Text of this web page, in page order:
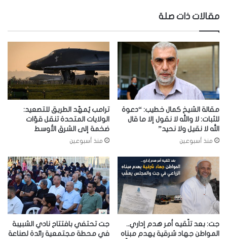
مقالات ذات صلة
مقالة الشيخ كمال خطيب: “دعوة
للثبات: لا والله لا نقول إلا ما قال
الله لا نقيل ولا نحيد”
منذ أسبوعين
ترامب يُمهّد الطريق للتصعيد:
الولايات المتحدة تنقل قوّات
ضخمة إلى الشرق الأوسط
منذ أسبوعين
جت: بعد تلّقيه أمر هدم إداري..
المواطن جهاد شرقية يهدم مبناه
جت تحتفي بافتتاح نادي الشبيبة
في محطة مجتمعية رائدة لصناعة